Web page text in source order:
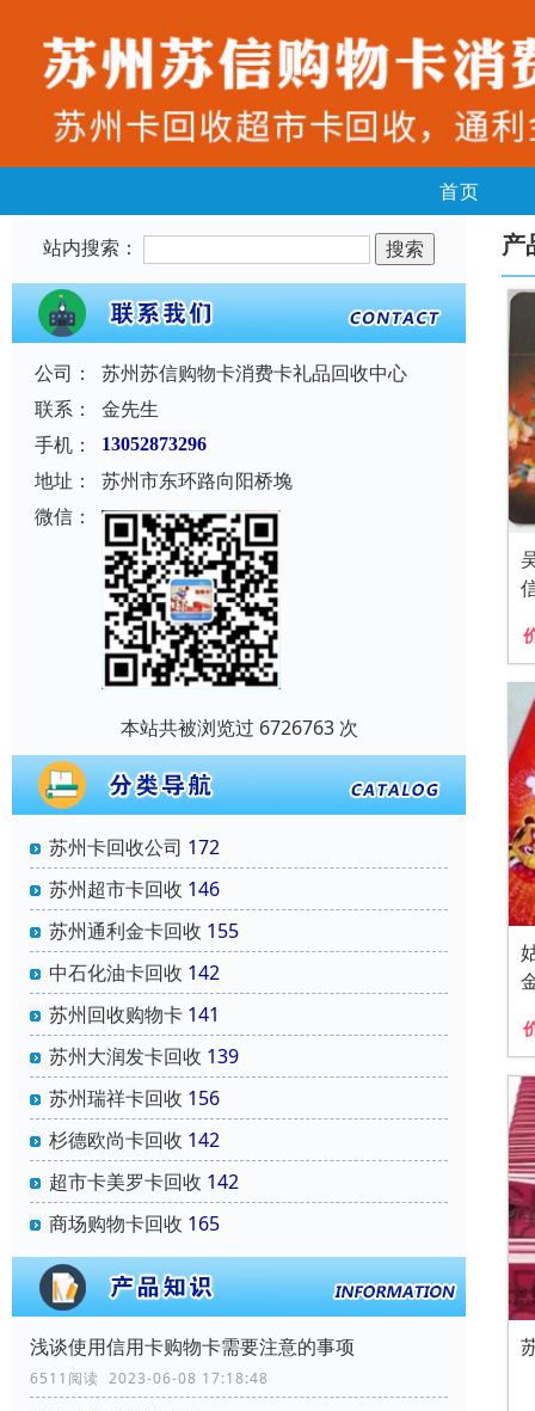
首页
站内搜索：
公司：
苏州苏信购物卡消费卡礼品回收中心
联系：
金先生
手机：
13052873296
地址：
苏州市东环路向阳桥堍
微信：
本站共被浏览过 6726763 次
苏州卡回收公司 172
苏州超市卡回收 146
苏州通利金卡回收 155
中石化油卡回收 142
苏州回收购物卡 141
苏州大润发卡回收 139
苏州瑞祥卡回收 156
杉德欧尚卡回收 142
超市卡美罗卡回收 142
商场购物卡回收 165
浅谈使用信用卡购物卡需要注意的事项
6511阅读 2023-06-08 17:18:48
产